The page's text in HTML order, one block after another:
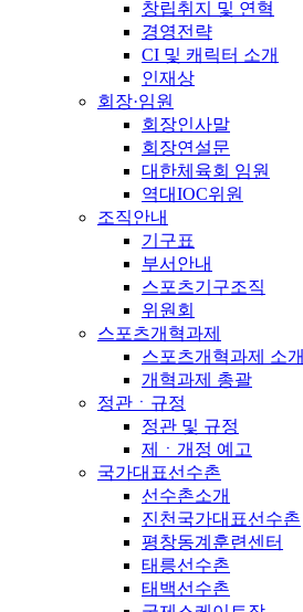
창립취지 및 연혁
경영전략
CI 및 캐릭터 소개
인재상
회장·임원
회장인사말
회장연설문
대한체육회 임원
역대IOC위원
조직안내
기구표
부서안내
스포츠기구조직
위원회
스포츠개혁과제
스포츠개혁과제 소개
개혁과제 총괄
정관ㆍ규정
정관 및 규정
제ㆍ개정 예고
국가대표선수촌
선수촌소개
진천국가대표선수촌
평창동계훈련센터
태릉선수촌
태백선수촌